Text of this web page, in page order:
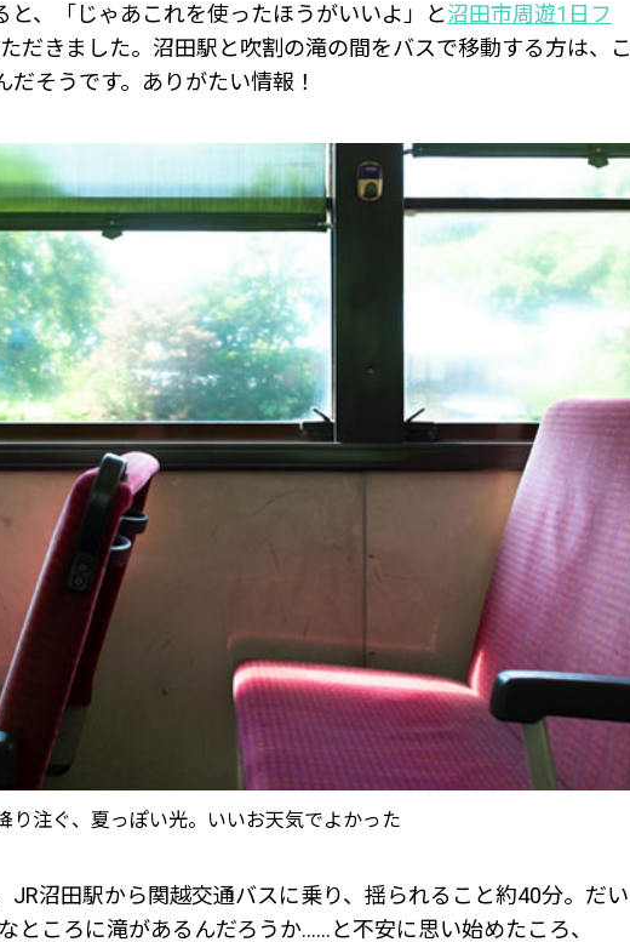
、「じゃあこれを使ったほうがいいよ」と沼田市周遊1日フ
だきました。沼田駅と吹割の滝の間をバスで移動する方は、こ
そうです。ありがたい情報！
り注ぐ、夏っぽい光。いいお天気でよかった
沼田駅から関越交通バスに乗り、揺られること約40分。だい
ところに滝があるんだろうか……と不安に思い始めたころ、